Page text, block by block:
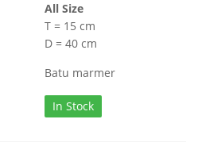
All Size
T = 15 cm
D = 40 cm
Batu marmer
In Stock